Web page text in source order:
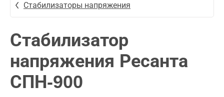
Стабилизаторы напряжения
Стабилизатор
напряжения Ресанта
СПН-900